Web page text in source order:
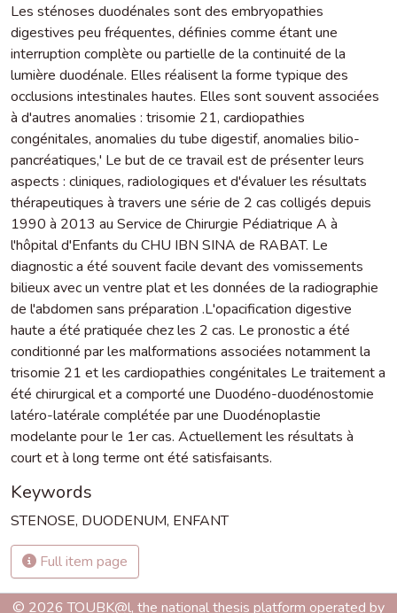
Les sténoses duodénales sont des embryopathies
digestives peu fréquentes, définies comme étant une
interruption complète ou partielle de la continuité de la
lumière duodénale. Elles réalisent la forme typique des
occlusions intestinales hautes. Elles sont souvent associées
à d'autres anomalies : trisomie 21, cardiopathies
congénitales, anomalies du tube digestif, anomalies bilio-
pancréatiques,' Le but de ce travail est de présenter leurs
aspects : cliniques, radiologiques et d'évaluer les résultats
thérapeutiques à travers une série de 2 cas colligés depuis
1990 à 2013 au Service de Chirurgie Pédiatrique A à
l'hôpital d'Enfants du CHU IBN SINA de RABAT. Le
diagnostic a été souvent facile devant des vomissements
bilieux avec un ventre plat et les données de la radiographie
de l'abdomen sans préparation .L'opacification digestive
haute a été pratiquée chez les 2 cas. Le pronostic a été
conditionné par les malformations associées notamment la
trisomie 21 et les cardiopathies congénitales Le traitement a
été chirurgical et a comporté une Duodéno-duodénostomie
latéro-latérale complétée par une Duodénoplastie
modelante pour le 1er cas. Actuellement les résultats à
court et à long terme ont été satisfaisants.
Keywords
STENOSE, DUODENUM, ENFANT
Full item page
© 2026 TOUBK@l, the national thesis platform operated by